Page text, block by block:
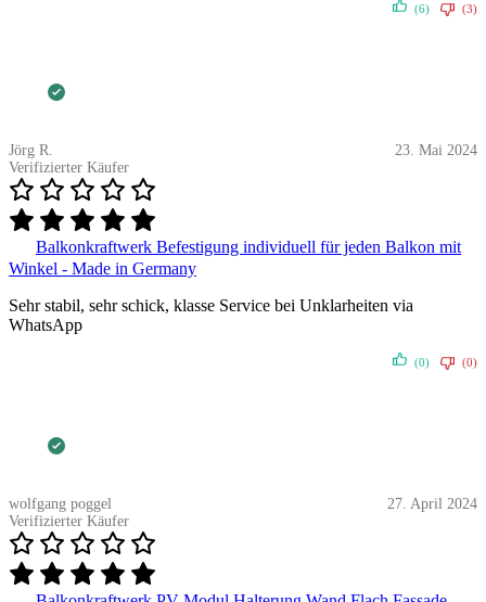
(6) (3)
Jörg R.
Verifizierter Käufer
23. Mai 2024
Balkonkraftwerk Befestigung individuell für jeden Balkon mit
Winkel - Made in Germany
Sehr stabil, sehr schick, klasse Service bei Unklarheiten via
WhatsApp
(0) (0)
wolfgang poggel
Verifizierter Käufer
27. April 2024